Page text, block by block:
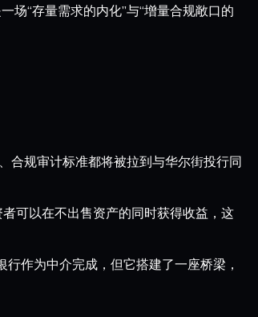
场“存量需求的内化”与“增量合规敞口的
合规审计标准都将被拉到与华尔街投行同
可以在不出售资产的同时获得收益，这
作为中介完成，但它搭建了一座桥梁，